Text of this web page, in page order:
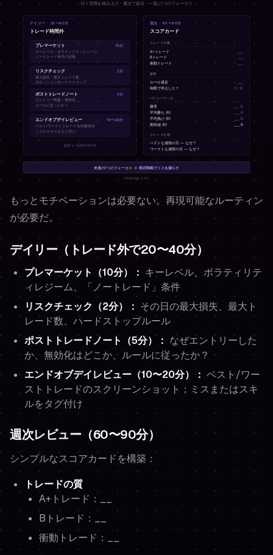
もっとモチベーションは必要ない。再現可能なルーティン
が必要だ。
デイリー（トレード外で20〜40分）
プレマーケット（10分）： キーレベル、ボラティリテ
ィレジーム、「ノートレード」条件
リスクチェック（2分）： その日の最大損失、最大ト
レード数、ハードストップルール
ポストトレードノート（5分）： なぜエントリーした
か、無効化はどこか、ルールに従ったか？
エンドオブデイレビュー（10〜20分）： ベスト/ワー
ストトレードのスクリーンショット；ミスまたはスキ
ルをタグ付け
週次レビュー（60〜90分）
シンプルなスコアカードを構築：
トレードの質
A+トレード：__
Bトレード：__
衝動トレード：__